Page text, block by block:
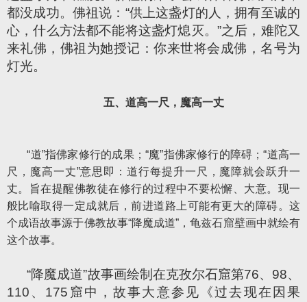
都没成功。佛祖说：“供上这盏灯的人，拥有至诚的
心，什么方法都不能将这盏灯熄灭。”之后，难陀又
来礼佛，佛祖为她授记：你来世将会成佛，名号为
灯光。
五、道高一尺，魔高一丈
“道”指佛家修行的成果；“魔”指佛家修行的障碍；“道高一
尺，魔高一丈”意思即：道行每提升一尺，魔障就会跃升一
丈。旨在提醒佛教徒在修行的过程中不要松懈、大意。现一
般比喻取得一定成就后，前进道路上可能有更大的障碍。这
个成语故事源于佛教故事“降魔成道”，龟兹石窟壁画中就绘有
这个故事。
“降魔成道”故事画绘制在克孜尔石窟第76、98、
110、175窟中，故事大意参见《过去现在因果